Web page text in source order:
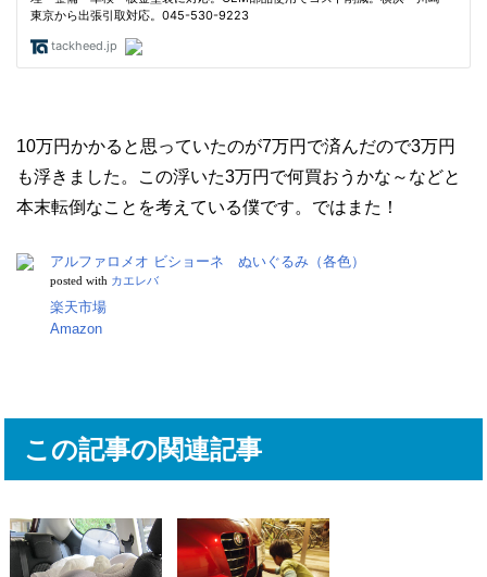
10万円かかると思っていたのが7万円で済んだので3万円
も浮きました。この浮いた3万円で何買おうかな～などと
本末転倒なことを考えている僕です。ではまた！
アルファロメオ ビショーネ ぬいぐるみ（各色）
posted with カエレバ
楽天市場
Amazon
この記事の関連記事